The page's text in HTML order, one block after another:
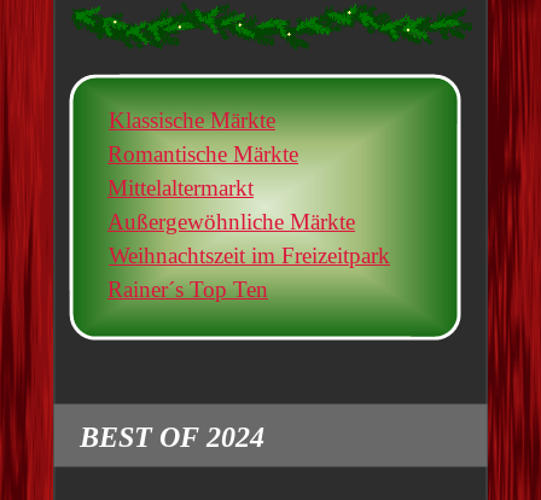
BEST OF 2024
Klassische Märkte
Romantische Märkte
Mittelaltermarkt
Außergewöhnliche Märkte
Weihnachtszeit im Freizeitpark
Rainer´s Top Ten